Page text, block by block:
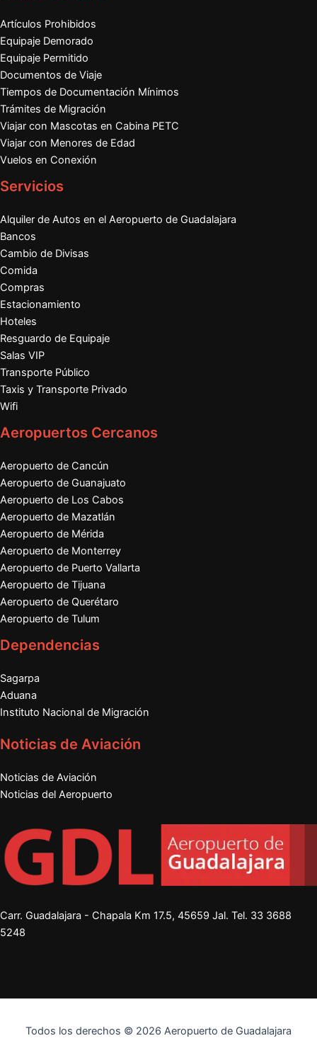
Artículos Prohibidos
Equipaje Demorado
Equipaje Permitido
Documentos de Viaje
Tiempos de Documentación Mínimos
Trámites de Migración
Viajar con Mascotas en Cabina PETC
Viajar con Menores de Edad
Vuelos en Conexión
Servicios
Alquiler de Autos en el Aeropuerto de Guadalajara
Bancos
Cambio de Divisas
Comida
Compras
Estacionamiento
Hoteles
Resguardo de Equipaje
Salas VIP
Transporte Público
Taxis y Transporte Privado
Wifi
Aeropuertos Cercanos
Aeropuerto de Cancún
Aeropuerto de Guanajuato
Aeropuerto de Los Cabos
Aeropuerto de Mazatlán
Aeropuerto de Mérida
Aeropuerto de Monterrey
Aeropuerto de Puerto Vallarta
Aeropuerto de Tijuana
Aeropuerto de Querétaro
Aeropuerto de Tulum
Dependencias
Sagarpa
Aduana
Instituto Nacional de Migración
Noticias de Aviación
Noticias de Aviación
Noticias del Aeropuerto
Carr. Guadalajara - Chapala Km 17.5, 45659 Jal. Tel. 33 3688
5248
Todos los derechos © 2026 Aeropuerto de Guadalajara